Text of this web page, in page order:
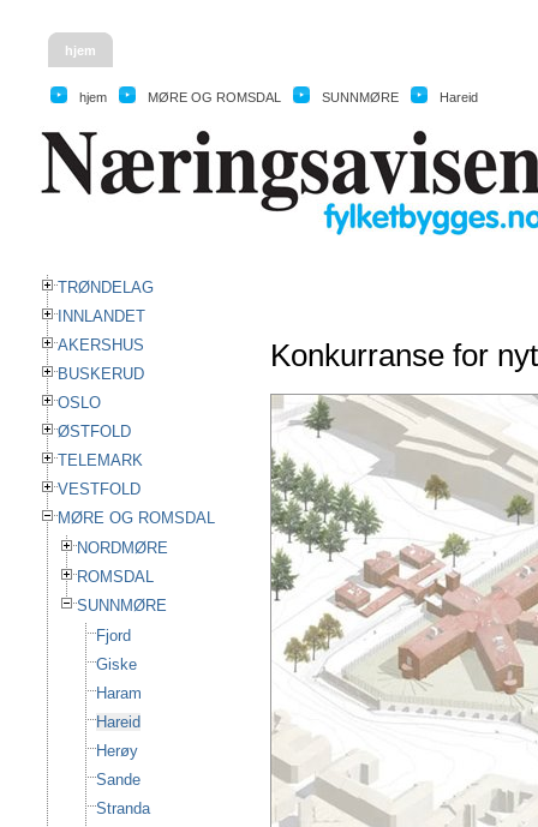
hjem
hjem MØRE OG ROMSDAL SUNNMØRE Hareid
TRØNDELAG
INNLANDET
AKERSHUS
BUSKERUD
OSLO
ØSTFOLD
TELEMARK
VESTFOLD
MØRE OG ROMSDAL
NORDMØRE
ROMSDAL
SUNNMØRE
Fjord
Giske
Haram
Hareid
Herøy
Sande
Stranda
Konkurranse for